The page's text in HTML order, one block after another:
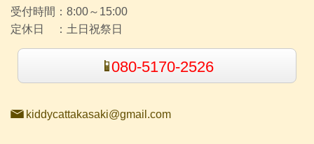
受付時間： 8:00～15:00
定休日 ： 土日祝祭日
080-5170-2526
kiddycattakasaki@gmail.com